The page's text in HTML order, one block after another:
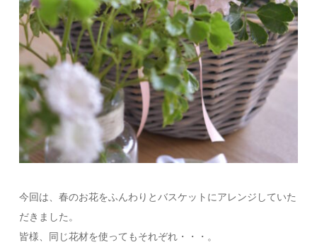
今回は、春のお花をふんわりとバスケットにアレンジしていた
だきました。
皆様、同じ花材を使ってもそれぞれ・・・。